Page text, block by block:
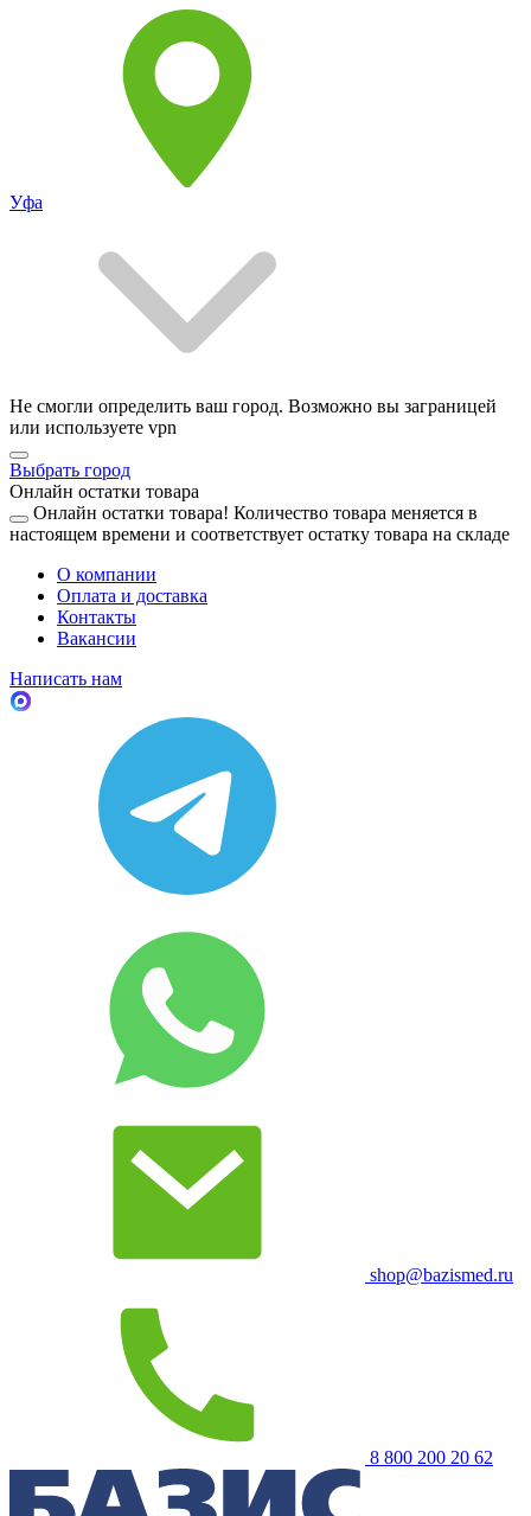
Уфа
Не смогли определить ваш город. Возможно вы заграницей
или используете vpn
Выбрать город
Онлайн остатки товара
Онлайн остатки товара! Количество товара меняется в
настоящем времени и соответствует остатку товара на складе
О компании
Оплата и доставка
Контакты
Вакансии
Написать нам
shop@bazismed.ru
8 800 200 20 62